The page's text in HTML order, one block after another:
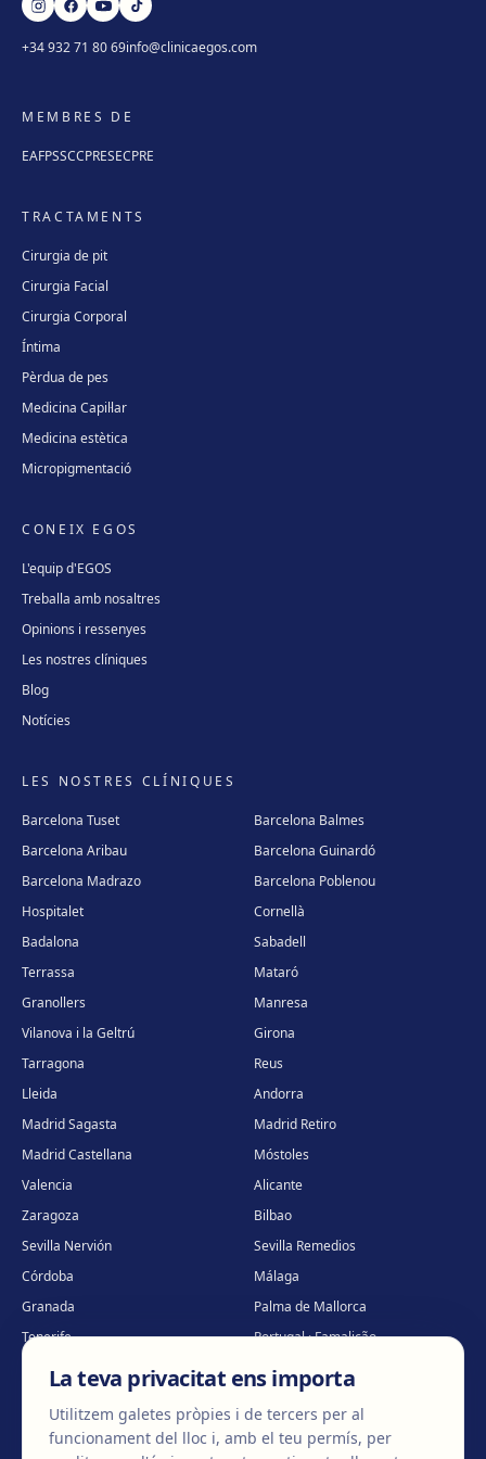
+34 932 71 80 69info@clinicaegos.com
MEMBRES DE
EAFPSSCCPRESECPRE
TRACTAMENTS
Cirurgia de pit
Cirurgia Facial
Cirurgia Corporal
Íntima
Pèrdua de pes
Medicina Capil·lar
Medicina estètica
Micropigmentació
CONEIX EGOS
L'equip d'EGOS
Treballa amb nosaltres
Opinions i ressenyes
Les nostres clíniques
Blog
Notícies
LES NOSTRES CLÍNIQUES
Barcelona Tuset
Barcelona Balmes
Barcelona Aribau
Barcelona Guinardó
Barcelona Madrazo
Barcelona Poblenou
Hospitalet
Cornellà
Badalona
Sabadell
Terrassa
Mataró
Granollers
Manresa
Vilanova i la Geltrú
Girona
Tarragona
Reus
Lleida
Andorra
Madrid Sagasta
Madrid Retiro
Madrid Castellana
Móstoles
Valencia
Alicante
Zaragoza
Bilbao
Sevilla Nervión
Sevilla Remedios
Córdoba
Málaga
Granada
Palma de Mallorca
Tenerife
Portugal · Famalicão
Portugal · Guimarães
Clínica virtual *
La teva privacitat ens importa
Utilitzem galetes pròpies i de tercers per al
funcionament del lloc i, amb el teu permís, per